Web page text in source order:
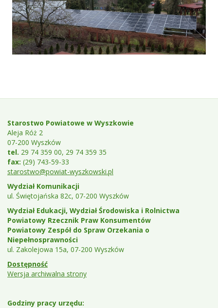
Stopka
Teleadresy
Starostwo Powiatowe w Wyszkowie
Aleja Róż 2
07-200 Wyszków
tel. 29 74 359 00, 29 74 359 35
fax: (29) 743-59-33
starostwo@powiat-wyszkowski.pl
Wydział Komunikacji
ul. Świętojańska 82c, 07-200 Wyszków
Wydział Edukacji, Wydział Środowiska i Rolnictwa
Powiatowy Rzecznik Praw Konsumentów
Powiatowy Zespół do Spraw Orzekania o
Niepełnosprawności
ul. Zakolejowa 15a, 07-200 Wyszków
Dostępność
Wersja archiwalna strony
Godziny pracy urzędu: